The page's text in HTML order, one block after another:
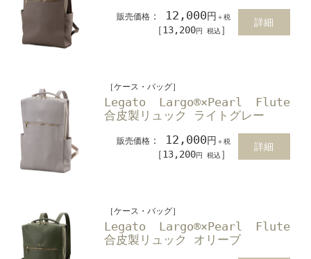
販売価格 ： 12,000円 ＋税
［13,200円 税込 ］
詳細
［ケース・バッグ］
Legato Largo®×Pearl Flute
合皮製リュック ライトグレー
販売価格 ： 12,000円 ＋税
［13,200円 税込 ］
詳細
［ケース・バッグ］
Legato Largo®×Pearl Flute
合皮製リュック オリーブ